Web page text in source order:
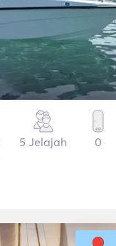
5 Jelajah 0